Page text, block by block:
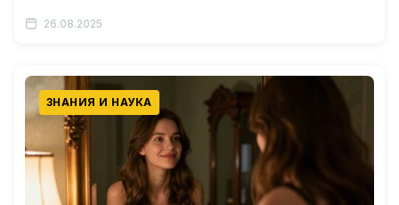
Представьте симфонический оркестр, где каждый…
26.08.2025
ЗНАНИЯ И НАУКА